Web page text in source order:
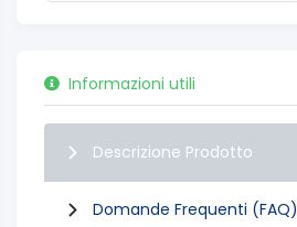
Informazioni utili
Descrizione Prodotto
Domande Frequenti (FAQ)